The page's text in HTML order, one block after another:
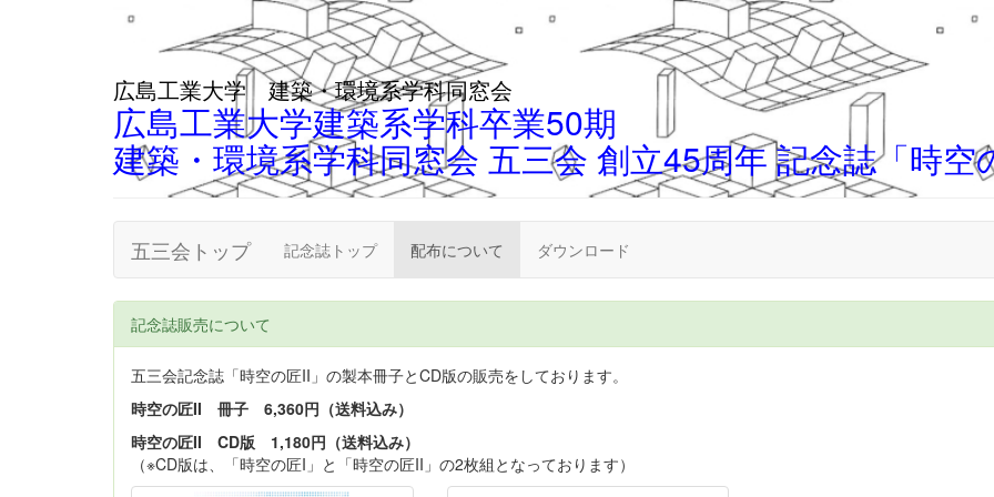
広島工業大学 建築・環境系学科同窓会
広島工業大学建築系学科卒業50期
建築・環境系学科同窓会 五三会 創立45周年 記念誌「時
五三会トップ 記念誌トップ 配布について ダウンロード
記念誌販売について
五三会記念誌「時空の匠II」の製本冊子とCD版の販売をしております。
時空の匠II 冊子 6,360円（送料込み）
時空の匠II CD版 1,180円（送料込み）
（※CD版は、「時空の匠I」と「時空の匠II」の2枚組となっております）